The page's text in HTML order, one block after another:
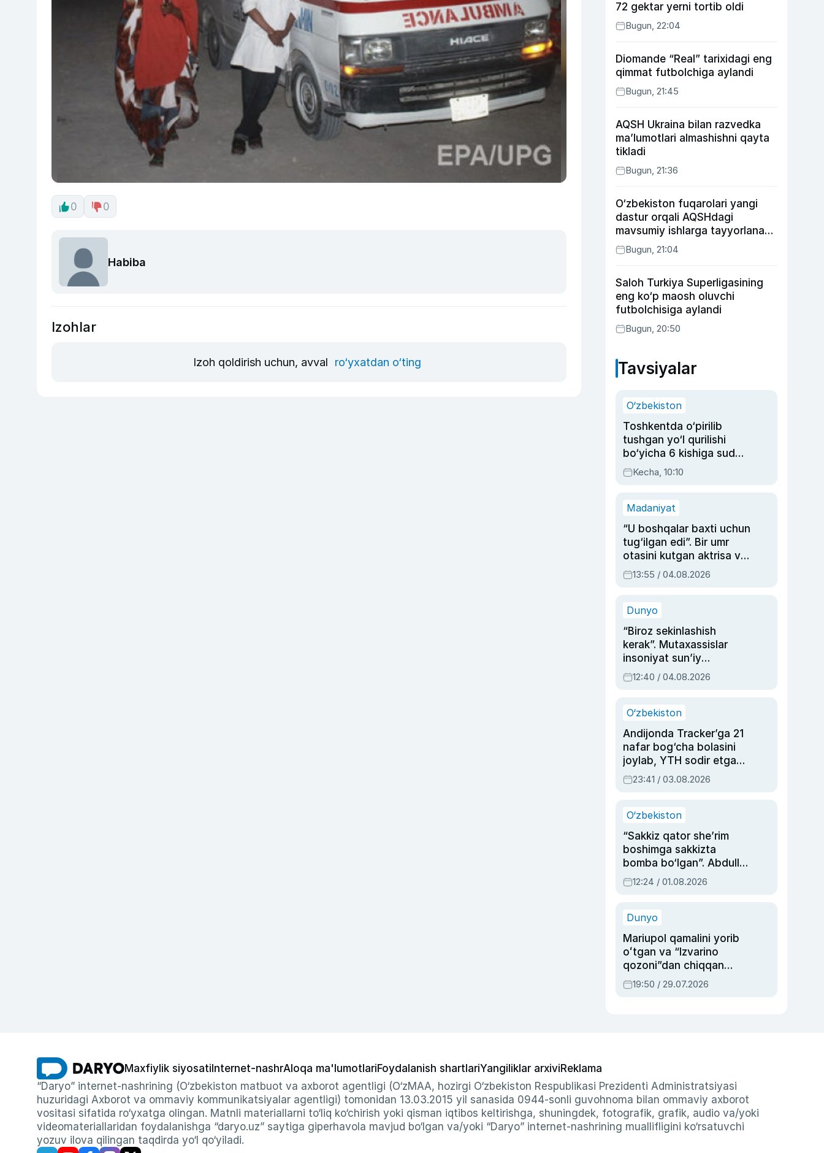
0 0
Habiba
Izohlar
Izoh qoldirish uchun, avval ro‘yxatdan o‘ting
72 gektar yerni tortib oldi
Bugun, 22:04
Diomande “Real” tarixidagi eng
qimmat futbolchiga aylandi
Bugun, 21:45
AQSH Ukraina bilan razvedka
ma’lumotlari almashishni qayta
tikladi
Bugun, 21:36
O‘zbekiston fuqarolari yangi
dastur orqali AQSHdagi
mavsumiy ishlarga tayyorlanadi
va joylashtiriladi
Bugun, 21:04
Saloh Turkiya Superligasining
eng ko‘p maosh oluvchi
futbolchisiga aylandi
Bugun, 20:50
Tavsiyalar
O‘zbekiston
Toshkentda o‘pirilib
tushgan yo‘l qurilishi
bo‘yicha 6 kishiga sud
hukmi o‘qildi
Kecha, 10:10
Madaniyat
“U boshqalar baxti uchun
tug‘ilgan edi”. Bir umr
otasini kutgan aktrisa va
dublyaj ustasi Rimma
Ahmedovaning
13:55 / 04.08.2026
Dunyo
“Biroz sekinlashish
kerak”. Mutaxassislar
insoniyat sun’iy
intellektni boshqara
olmay qolishidan xavotir
12:40 / 04.08.2026
O‘zbekiston
Andijonda Tracker’ga 21
nafar bog‘cha bolasini
joylab, YTH sodir etgan
ayolga sud hukmi o‘qildi
23:41 / 03.08.2026
O‘zbekiston
“Sakkiz qator she’rim
boshimga sakkizta
bomba bo‘lgan”. Abdulla
Oripovni siyosiy
ayblovlardan asrab
12:24 / 01.08.2026
Dunyo
Mariupol qamalini yorib
oʻtgan va “Izvarino
qozoni”dan chiqqan
qahramon — Ukraina
armiyasi bosh
19:50 / 29.07.2026
Maxfiylik siyosati Internet-nashrAloqa ma'lumotlariFoydalanish shartlariYangiliklar arxiviReklama
“Daryo” internet-nashrining (O‘zbekiston matbuot va axborot agentligi (O‘zMAA, hozirgi O‘zbekiston Respublikasi Prezidenti Administratsiyasi
huzuridagi Axborot va ommaviy kommunikatsiyalar agentligi) tomonidan 13.03.2015 yil sanasida 0944-sonli guvohnoma bilan ommaviy axborot
vositasi sifatida ro‘yxatga olingan. Matnli materiallarni to‘liq ko‘chirish yoki qisman iqtibos keltirishga, shuningdek, fotografik, grafik, audio va/yoki
videomateriallaridan foydalanishga “daryo.uz” saytiga giperhavola mavjud bo‘lgan va/yoki “Daryo” internet-nashrining muallifligini ko‘rsatuvchi
yozuv ilova qilingan taqdirda yo‘l qo‘yiladi.